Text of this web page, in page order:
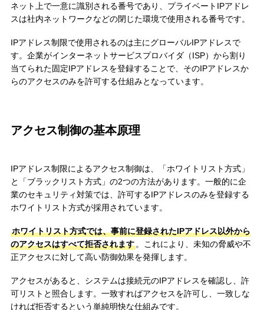
ネット上で一意に識別される番号であり、プライベートIPアドレ
スは社内ネットワークなどの閉じた環境で使用される番号です。
IPアドレス制限で使用されるのは主にグローバルIPアドレスで
す。企業がインターネットサービスプロバイダ（ISP）から割り
当てられた固定IPアドレスを登録することで、そのIPアドレスか
らのアクセスのみを許可する仕組みとなっています。
アクセス制御の基本原理
IPアドレス制限によるアクセス制御は、「ホワイトリスト方式」
と「ブラックリスト方式」の2つの方法があります。一般的に企
業のセキュリティ対策では、許可するIPアドレスのみを登録する
ホワイトリスト方式が採用されています。
ホワイトリスト方式では、事前に登録されたIPアドレス以外から
のアクセスはすべて拒否されます。これにより、未知の脅威や不
正アクセスに対して高い防御効果を発揮します。
アクセスがあると、システムは接続元のIPアドレスを確認し、許
可リストと照合します。一致すればアクセスを許可し、一致しな
ければ拒否するという単純明快な仕組みです。